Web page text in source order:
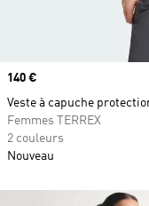
Prix
140 €
Veste à capuche
Femmes TERREX
2 couleurs
Nouveau